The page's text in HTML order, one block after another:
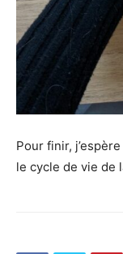
Pour finir,
le cycle de vie de